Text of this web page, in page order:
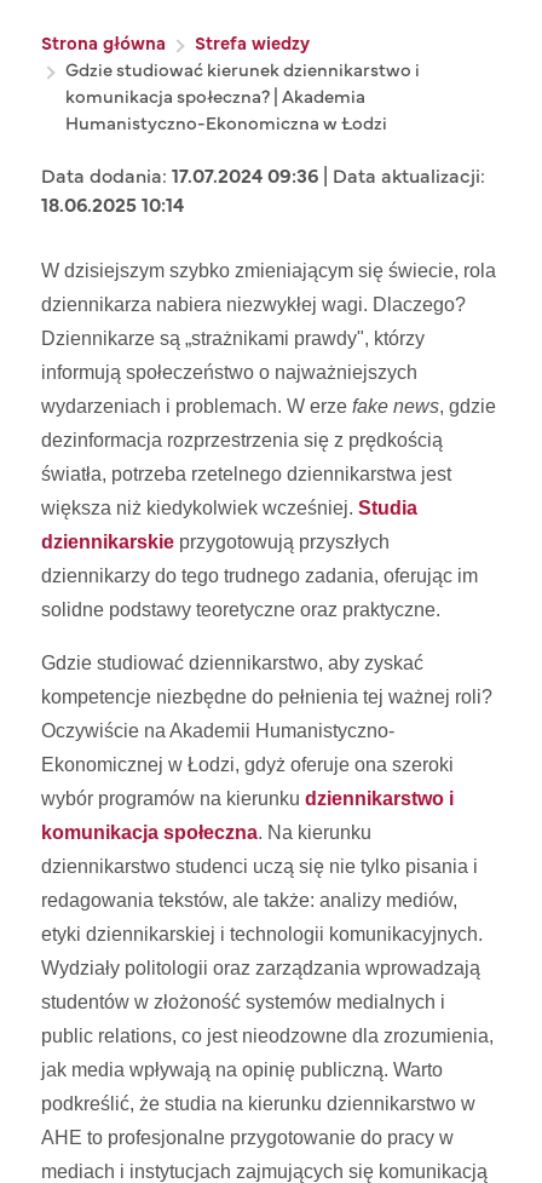
Ścieżka nawigacyjna
Strona główna
Strefa wiedzy
Gdzie studiować kierunek dziennikarstwo i
komunikacja społeczna? | Akademia
Humanistyczno-Ekonomiczna w Łodzi
Data dodania:17.07.2024 09:36 | Data aktualizacji:
18.06.2025 10:14
W dzisiejszym szybko zmieniającym się świecie, rola
dziennikarza nabiera niezwykłej wagi. Dlaczego?
Dziennikarze są „strażnikami prawdy", którzy
informują społeczeństwo o najważniejszych
wydarzeniach i problemach. W erzefake news, gdzie
dezinformacja rozprzestrzenia się z prędkością
światła, potrzeba rzetelnego dziennikarstwa jest
większa niż kiedykolwiek wcześniej.Studia
dziennikarskie przygotowują przyszłych
dziennikarzy do tego trudnego zadania, oferując im
solidne podstawy teoretyczne oraz praktyczne.
Gdzie studiować dziennikarstwo, aby zyskać
kompetencje niezbędne do pełnienia tej ważnej roli?
Oczywiście na Akademii Humanistyczno-
Ekonomicznej w Łodzi, gdyż oferuje ona szeroki
wybór programów na kierunkudziennikarstwo i
komunikacja społeczna. Na kierunku
dziennikarstwo studenci uczą się nie tylko pisania i
redagowania tekstów, ale także: analizy mediów,
etyki dziennikarskiej i technologii komunikacyjnych.
Wydziały politologii oraz zarządzania wprowadzają
studentów w złożoność systemów medialnych i
public relations, co jest nieodzowne dla zrozumienia,
jak media wpływają na opinię publiczną. Warto
podkreślić, że studia na kierunku dziennikarstwo w
AHE to profesjonalne przygotowanie do pracy w
mediach i instytucjach zajmujących się komunikacją